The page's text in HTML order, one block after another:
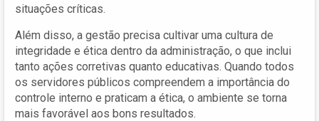
situações críticas.
Além disso, a gestão precisa cultivar uma cultura de
integridade e ética dentro da administração, o que inclui
tanto ações corretivas quanto educativas. Quando todos
os servidores públicos compreendem a importância do
controle interno e praticam a ética, o ambiente se torna
mais favorável aos bons resultados.